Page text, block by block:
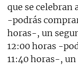
que se celebran
-podrás
horas-, un
12:00 horas -
11:40 horas-,